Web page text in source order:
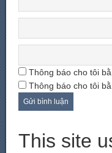
Thông báo cho tôi
Thông báo cho tôi
This site